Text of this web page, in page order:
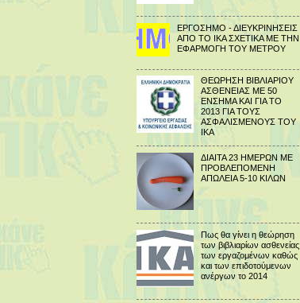
ΕΡΓΟΣΗΜΟ - ΔΙΕΥΚΡΙΝΗΣΕΙΣ
ΑΠΟ ΤΟ ΙΚΑ ΣΧΕΤΙΚΑ ΜΕ ΤΗΝ
ΕΦΑΡΜΟΓΗ ΤΟΥ ΜΕΤΡΟΥ
ΘΕΩΡΗΣΗ ΒΙΒΛΙΑΡΙΟΥ
ΑΣΘΕΝΕΙΑΣ ΜΕ 50
ΕΝΣΗΜΑ ΚΑΙ ΓΙΑ ΤΟ
2013 ΓΙΑ ΤΟΥΣ
ΑΣΦΑΛΙΣΜΕΝΟΥΣ ΤΟΥ
ΙΚΑ
ΔΙΑΙΤΑ 23 ΗΜΕΡΩΝ ΜΕ
ΠΡΟΒΛΕΠΟΜΕΝΗ
ΑΠΩΛΕΙΑ 5-10 ΚΙΛΩΝ
Πως θα γίνει η θεώρηση
των βιβλιαρίων ασθενείας
των εργαζομένων καθώς
και των επιδοτούμενων
ανέργων το 2014